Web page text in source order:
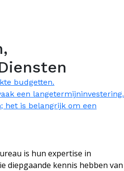
budgetten.
een langetermijninvestering.
het is belangrijk om een
is hun expertise in
diepgaande kennis hebben van